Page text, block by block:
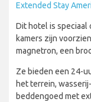
Extended Stay
Dit hotel is speciaal
kamers zijn
magnetron, een
Ze bieden een 24-
het terrein,
beddengoed met